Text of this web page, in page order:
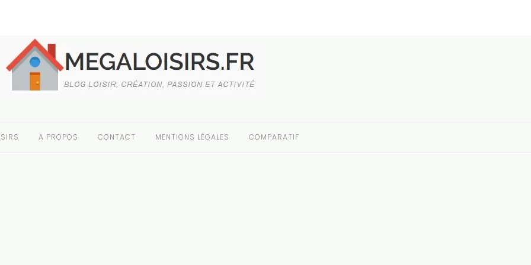
A PROPOS CONTACT MENTIONS LÉGALES COMPARATIF